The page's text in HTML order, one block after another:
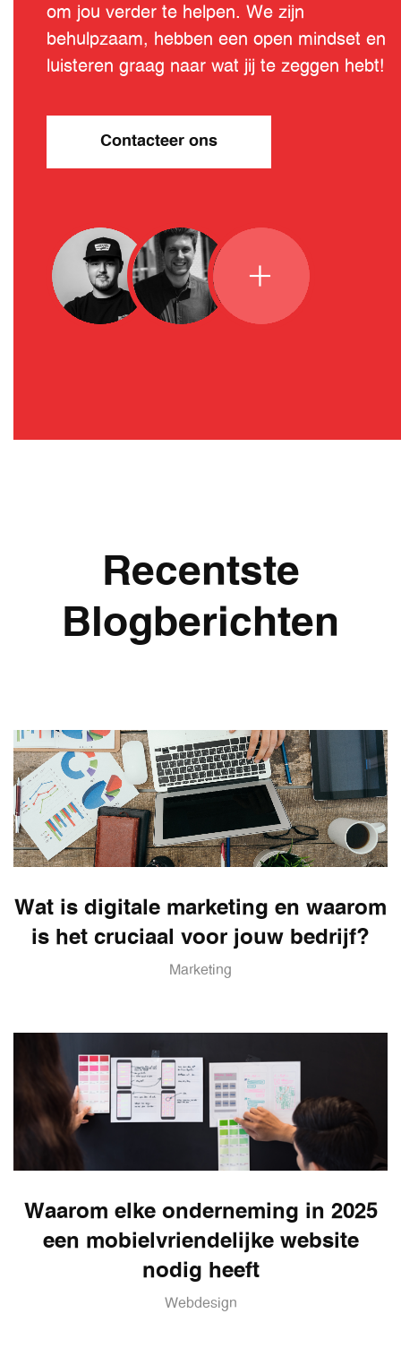
om jou verder te helpen. We zijn
behulpzaam, hebben een open mindset en
luisteren graag naar wat jij te zeggen hebt!
Contacteer ons
Recentste
Blogberichten
Wat is digitale marketing en waarom
is het cruciaal voor jouw bedrijf?
Marketing
Waarom elke onderneming in 2025
een mobielvriendelijke website
nodig heeft
Webdesign